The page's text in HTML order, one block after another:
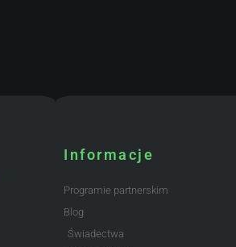
Informacje
Programie partnerskim
Blog
Świadectwa